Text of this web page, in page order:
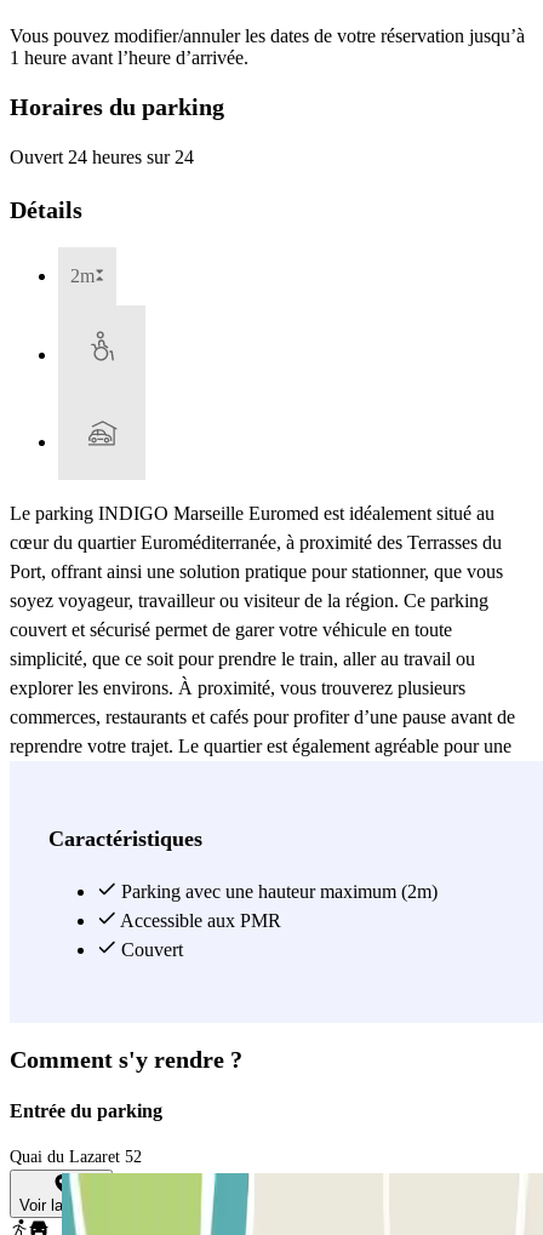
Vous pouvez modifier/annuler les dates de votre réservation jusqu’à
1 heure avant l’heure d’arrivée.
Horaires du parking
Ouvert 24 heures sur 24
Détails
2m
Le parking INDIGO Marseille Euromed est idéalement situé au
cœur du quartier Euroméditerranée, à proximité des Terrasses du
Port, offrant ainsi une solution pratique pour stationner, que vous
soyez voyageur, travailleur ou visiteur de la région. Ce parking
couvert et sécurisé permet de garer votre véhicule en toute
simplicité, que ce soit pour prendre le train, aller au travail ou
explorer les environs. À proximité, vous trouverez plusieurs
commerces, restaurants et cafés pour profiter d’une pause avant de
reprendre votre trajet. Le quartier est également agréable pour une
places disponibles, le parking INDIGO Marseille Euromed combine
accéder rapidement aux transports en commun, découvrir le quartier
Euroméditerranée et profiter pleinement de la région sans se soucier
du stationnement.
Caractéristiques
Parking avec une hauteur maximum (2m)
Accessible aux PMR
Couvert
Comment s'y rendre ?
Entrée du parking
Quai du Lazaret 52
Voir la carte